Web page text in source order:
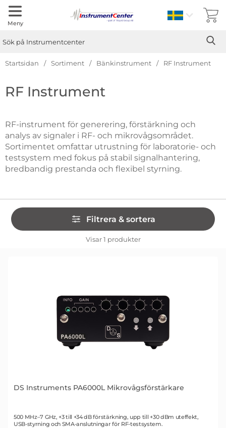
Meny Sverige
Startsidan Sortiment Bänkinstrument RF Instrument
till
RF Instrument
RF-instrument för generering, förstärkning och
analys av signaler i RF- och mikrovågsområdet.
Sortimentet omfattar utrustning för laboratorie- och
testsystem med fokus på stabil signalhantering,
bredbandig prestanda och flexibel styrning.
Hoppa
över
filtersektionen
Filtrera & sortera
Filtrera & sorteraVisar 1 produkter
DS Instruments PA6000L Mikrovågsförstärkare
Art. nr 3362
500 MHz–7 GHz, +3 till +34 dB förstärkning, upp till +30 dBm uteffekt,
USB-styrning och SMA-anslutningar för RF-testsystem.